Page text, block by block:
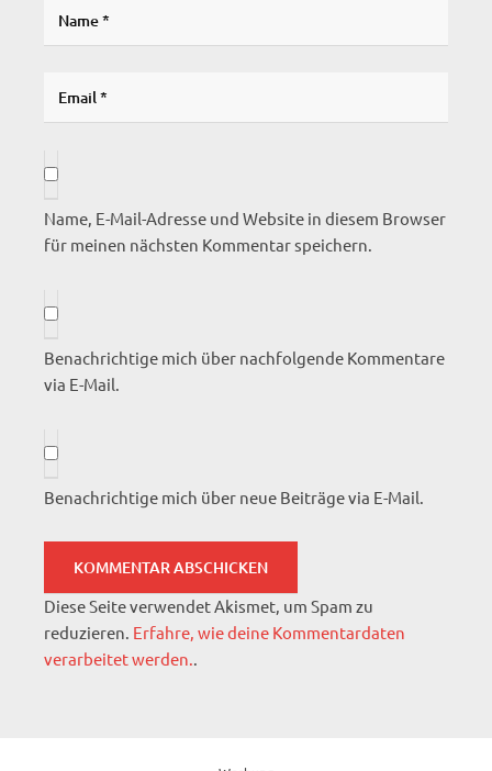
Name, E-Mail-Adresse und Website in diesem Browser
für meinen nächsten Kommentar speichern.
Benachrichtige mich über nachfolgende Kommentare
via E-Mail.
Benachrichtige mich über neue Beiträge via E-Mail.
Diese Seite verwendet Akismet, um Spam zu
reduzieren. Erfahre, wie deine Kommentardaten
verarbeitet werden..